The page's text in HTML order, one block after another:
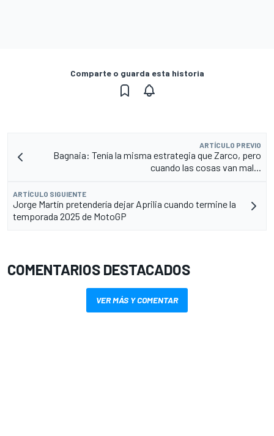
Comparte o guarda esta historia
ARTÍCULO PREVIO
Bagnaia: Tenía la misma estrategia que Zarco, pero
cuando las cosas van mal...
ARTÍCULO SIGUIENTE
Jorge Martín pretendería dejar Aprilia cuando termine la
temporada 2025 de MotoGP
COMENTARIOS DESTACADOS
VER MÁS Y COMENTAR